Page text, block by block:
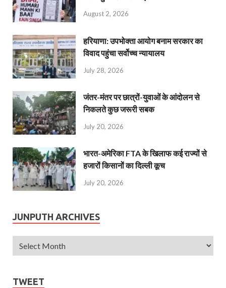
August 2, 2026
हरियाणा: उपभोक्ता आयोग बनाम सरकार का
विवाद पहुंचा सर्वोच्च न्यायालय
July 28, 2026
जंतर-मंतर पर छात्रों-युवाओं के आंदोलन से
निकलते कुछ जरूरी सबक
July 20, 2026
भारत-अमेरिका FTA के खिलाफ कई राज्यों से
हजारों किसानों का दिल्ली कूच
July 20, 2026
JUNPUTH ARCHIVES
TWEET